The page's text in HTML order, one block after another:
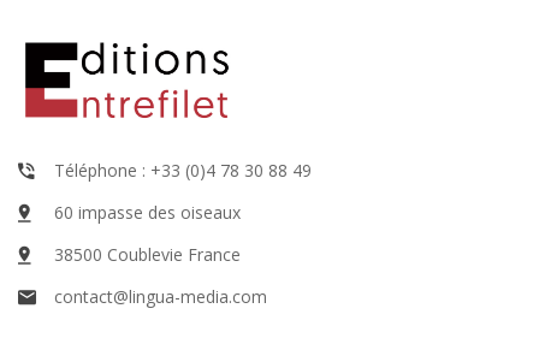
Téléphone : +33 (0)4 78 30 88 49
60 impasse des oiseaux
38500 Coublevie France
contact@lingua-media.com